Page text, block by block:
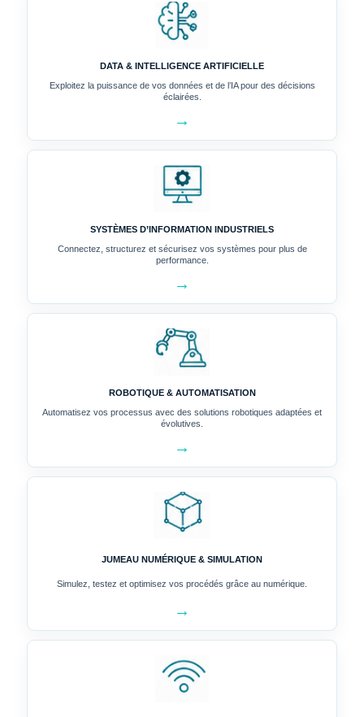
DATA & INTELLIGENCE ARTIFICIELLE
Exploitez la puissance de vos données et de l’IA pour des décisions
éclairées.
→
SYSTÈMES D’INFORMATION INDUSTRIELS
Connectez, structurez et sécurisez vos systèmes pour plus de
performance.
→
ROBOTIQUE & AUTOMATISATION
Automatisez vos processus avec des solutions robotiques adaptées et
évolutives.
→
JUMEAU NUMÉRIQUE & SIMULATION
Simulez, testez et optimisez vos procédés grâce au numérique.
→